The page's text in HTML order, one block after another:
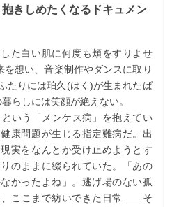
きしめたくなるドキュメン
た白い肌に何度も頬をすりよせ
想い、音楽制作やダンスに取り
たりには珀久(はく)が生まれたば
らしには笑顔が絶えない。
いう「メンケス病」を抱えてい
康問題が生じる指定難病だ。出
実をなんとか受け止めようとす
のままに綴られていた。「あの
かったよね」。逃げ場のない孤
、ここまで紡いできた日常——そ